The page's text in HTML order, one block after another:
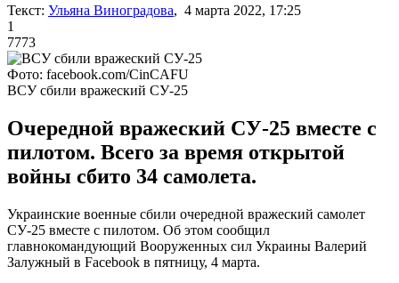
Текст: Ульяна Виноградова, 4 марта 2022, 17:25
1
7773
Фото: facebook.com/CinCAFU
ВСУ сбили вражеский СУ-25
Очередной вражеский СУ-25 вместе с
пилотом. Всего за время открытой
войны сбито 34 самолета.
Украинские военные сбили очередной вражеский самолет
СУ-25 вместе с пилотом. Об этом сообщил
главнокомандующий Вооруженных сил Украины Валерий
Залужный в Facebook в пятницу, 4 марта.